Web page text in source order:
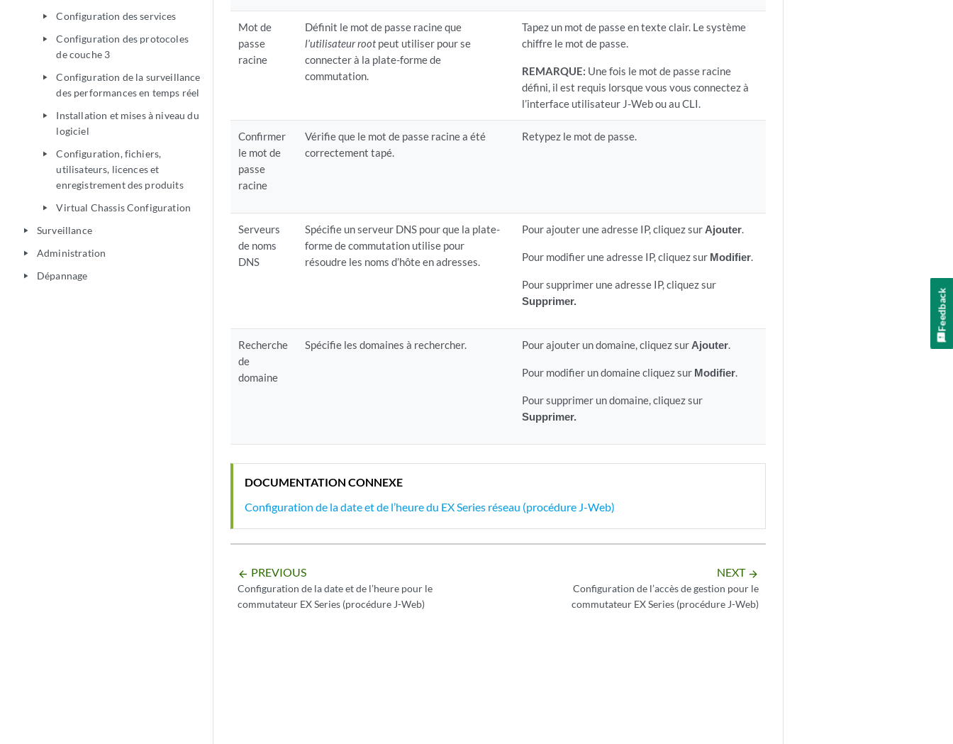
play_arrow Configuration des services
play_arrow
Configuration des protocoles
de couche 3
play_arrow
Configuration de la surveillance
des performances en temps réel
play_arrow
Installation et mises à niveau du
logiciel
play_arrow
Configuration, fichiers,
utilisateurs, licences et
enregistrement des produits
play_arrow Virtual Chassis Configuration
play_arrow Surveillance
play_arrow Administration
play_arrow Dépannage
Mot de
passe
racine
Définit le mot de passe racine que
l’utilisateur rootpeut utiliser pour se
connecter à la plate-forme de
commutation.
Tapez un mot de passe en texte clair. Le système
chiffre le mot de passe.
REMARQUE: Une fois le mot de passe racine
défini, il est requis lorsque vous vous connectez à
l’interface utilisateur J-Web ou au CLI.
Confirmer
le mot de
passe
racine
Vérifie que le mot de passe racine a été
correctement tapé.
Retypez le mot de passe.
Serveurs
de noms
DNS
Spécifie un serveur DNS pour que la plate-
forme de commutation utilise pour
résoudre les noms d’hôte en adresses.
Pour ajouter une adresse IP, cliquez sur Ajouter.
Pour modifier une adresse IP, cliquez sur Modifier.
Pour supprimer une adresse IP, cliquez sur
Supprimer.
Recherche
de
domaine
Spécifie les domaines à rechercher. Pour ajouter un domaine, cliquez sur Ajouter.
Pour modifier un domaine cliquez sur Modifier.
Pour supprimer un domaine, cliquez sur
Supprimer.
DOCUMENTATION CONNEXE
Configuration de la date et de l’heure du EX Series réseau (procédure J-Web)
arrow_backward PREVIOUS
Configuration de la date et de l’heure pour le
commutateur EX Series (procédure J-Web)
NEXT arrow_forward
Configuration de l’accès de gestion pour le
commutateur EX Series (procédure J-Web)
Feedback